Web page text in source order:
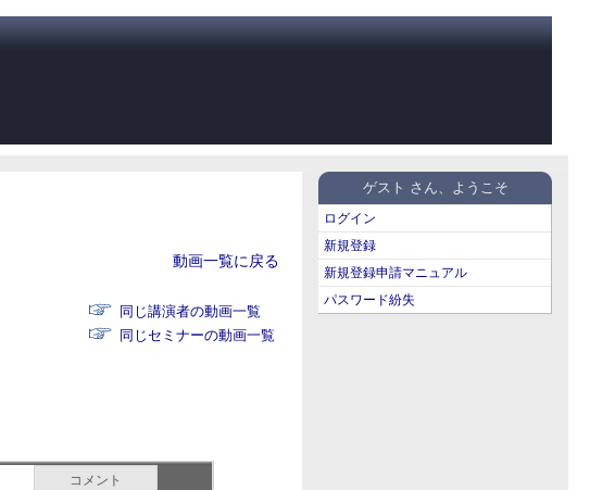
ゲスト さん、ようこそ
ログイン
新規登録
新規登録申請マニュアル
パスワード紛失
動画一覧に戻る
同じ講演者の動画一覧
同じセミナーの動画一覧
コメント